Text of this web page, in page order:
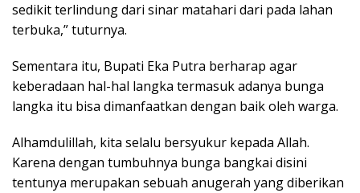
sedikit terlindung dari sinar matahari dari pada lahan
terbuka,” tuturnya.
Sementara itu, Bupati Eka Putra berharap agar
keberadaan hal-hal langka termasuk adanya bunga
langka itu bisa dimanfaatkan dengan baik oleh warga.
Alhamdulillah, kita selalu bersyukur kepada Allah.
Karena dengan tumbuhnya bunga bangkai disini
tentunya merupakan sebuah anugerah yang diberikan